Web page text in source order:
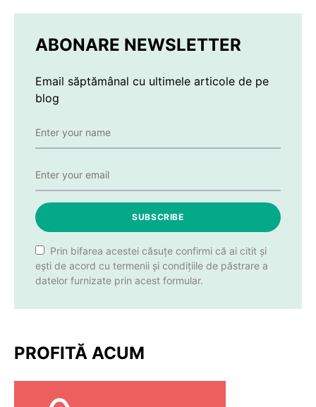
ABONARE NEWSLETTER
Email săptămânal cu ultimele articole de pe
blog
SUBSCRIBE
Prin bifarea acestei căsuțe confirmi că ai citit și
ești de acord cu termenii și condițiile de păstrare a
datelor furnizate prin acest formular.
PROFITĂ ACUM